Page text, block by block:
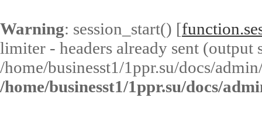
Warning: session_start() [
limiter - headers already sent (output
/home/businesst1/1ppr.su/docs/
/home/businesst1/1ppr.su/docs/